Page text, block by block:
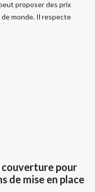
proposer des prix
monde. Il respecte
couverture pour
de mise en place